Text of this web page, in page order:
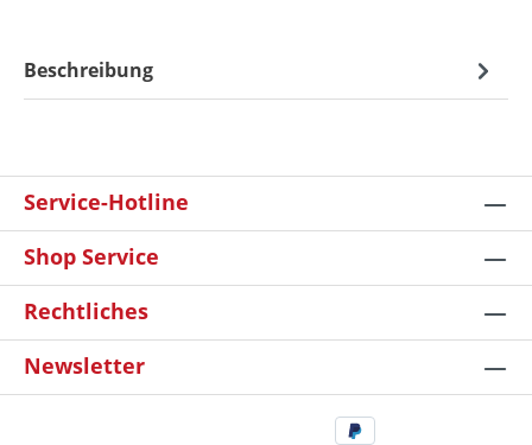
Beschreibung
Service-Hotline
Shop Service
Rechtliches
Newsletter